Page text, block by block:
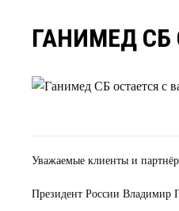
ГАНИМЕД СБ
Уважаемые клиенты и
Президент России Владимир